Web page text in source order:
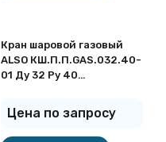
Кран шаровой газовый
ALSO КШ.П.П.GAS.032.40-
01 Ду 32 Ру 40
приварку
Цена по запросу